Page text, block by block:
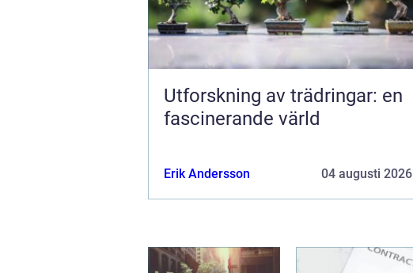
Utforskning av trädringar: en
fascinerande värld
Erik Andersson 04 augusti 2026